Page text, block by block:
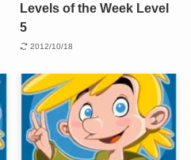
Levels of the Week Level
5
2012/10/18